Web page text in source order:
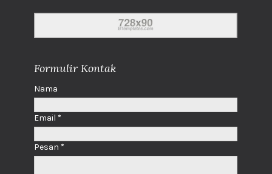
Formulir Kontak
Nama
Email *
Pesan *